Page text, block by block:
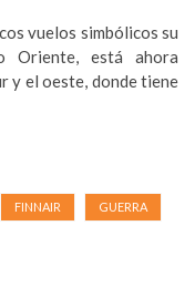
vuelos simbólicos su
Oriente, está ahora
y el oeste, donde tiene
FINNAIR GUERRA